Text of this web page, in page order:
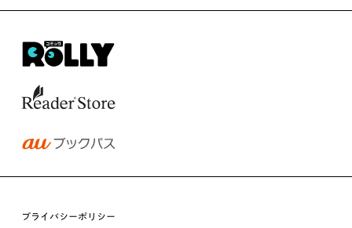
プライバシーポリシー